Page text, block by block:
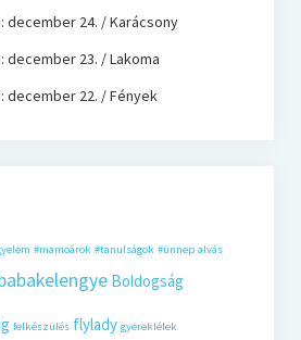
december 24. / Karácsony
december 23. / Lakoma
december 22. / Fények
#mamoárok #tanulságok #ünnep alvás
Boldogság
felkészülés flylady gyereklélek